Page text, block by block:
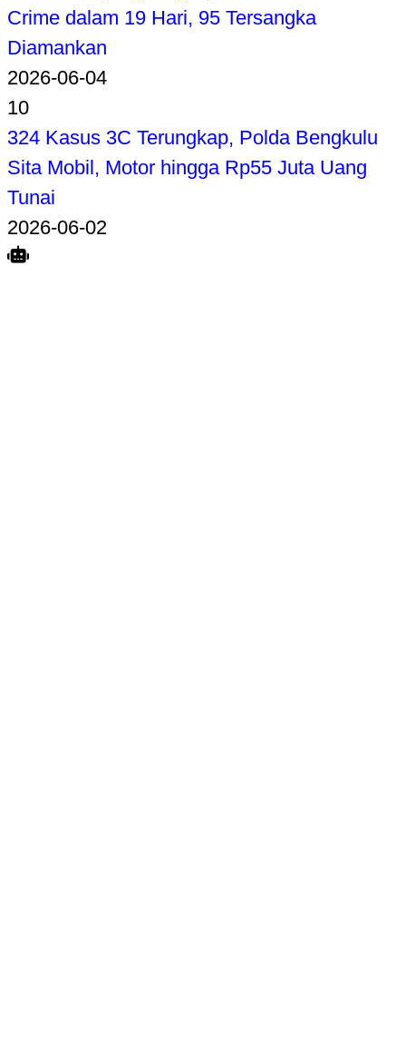
Crime dalam 19 Hari, 95 Tersangka
Diamankan
2026-06-04
10
324 Kasus 3C Terungkap, Polda Bengkulu
Sita Mobil, Motor hingga Rp55 Juta Uang
Tunai
2026-06-02